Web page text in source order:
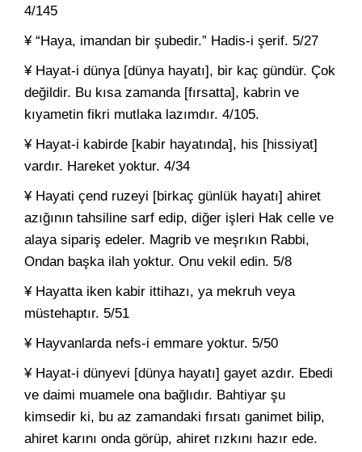
4/145
¥ “Haya, imandan bir şubedir.” Hadis-i şerif. 5/27
¥ Hayat-i dünya [dünya hayatı], bir kaç gündür. Çok
değildir. Bu kısa zamanda [fırsatta], kabrin ve
kıyametin fikri mutlaka lazımdır. 4/105.
¥ Hayat-i kabirde [kabir hayatında], his [hissiyat]
vardır. Hareket yoktur. 4/34
¥ Hayati çend ruzeyi [birkaç günlük hayatı] ahiret
azığının tahsiline sarf edip, diğer işleri Hak celle ve
alaya sipariş edeler. Magrib ve meşrıkın Rabbi,
Ondan başka ilah yoktur. Onu vekil edin. 5/8
¥ Hayatta iken kabir ittihazı, ya mekruh veya
müstehaptır. 5/51
¥ Hayvanlarda nefs-i emmare yoktur. 5/50
¥ Hayat-i dünyevi [dünya hayatı] gayet azdır. Ebedi
ve daimi muamele ona bağlıdır. Bahtiyar şu
kimsedir ki, bu az zamandaki fırsatı ganimet bilip,
ahiret karını onda görüp, ahiret rızkını hazır ede.